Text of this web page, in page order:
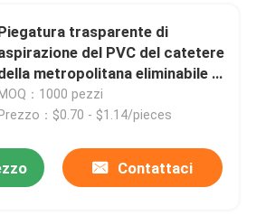
trasparente di
del PVC del catetere
metropolitana eliminabile di
anti
MOQ：1000 pezzi
Prezzo：$0.70 - $1.14/pieces
Contattaci